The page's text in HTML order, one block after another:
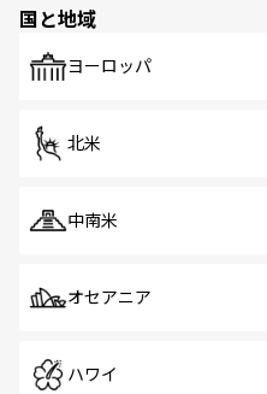
で、ホーカーズは地
国と地域
ヨーロッパ
北米
中南米
オセアニア
ハワイ